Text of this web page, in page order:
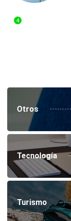
4
Otros
Tecnología
Turismo